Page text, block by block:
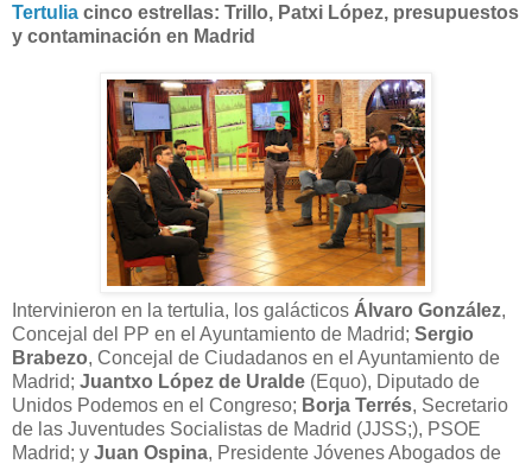
Tertulia cinco estrellas: Trillo, Patxi López, presupuestos
y contaminación en Madrid
Intervinieron en la tertulia, los galácticos Álvaro González,
Concejal del PP en el Ayuntamiento de Madrid; Sergio
Brabezo, Concejal de Ciudadanos en el Ayuntamiento de
Madrid; Juantxo López de Uralde (Equo), Diputado de
Unidos Podemos en el Congreso; Borja Terrés, Secretario
de las Juventudes Socialistas de Madrid (JJSS;), PSOE
Madrid; y Juan Ospina, Presidente Jóvenes Abogados de